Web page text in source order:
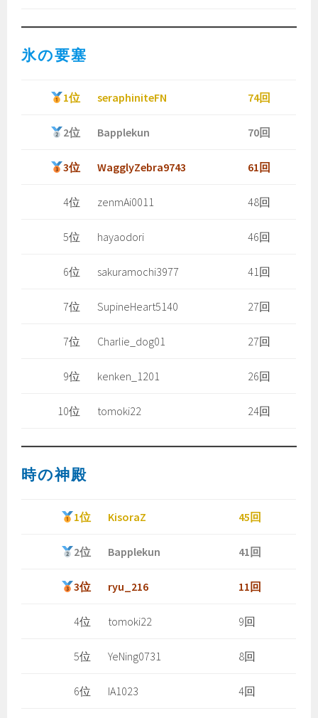
氷の要塞
1位 seraphiniteFN 74回
2位 Bapplekun 70回
3位 WagglyZebra9743 61回
4位 zenmAi0011 48回
5位 hayaodori 46回
6位 sakuramochi3977 41回
7位 SupineHeart5140 27回
7位 Charlie_dog01 27回
9位 kenken_1201 26回
10位 tomoki22 24回
時の神殿
1位 KisoraZ 45回
2位 Bapplekun 41回
3位 ryu_216 11回
4位 tomoki22 9回
5位 YeNing0731 8回
6位 IA1023 4回